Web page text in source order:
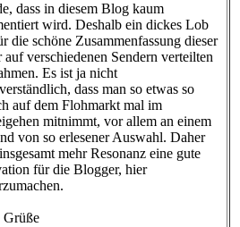
dass in diesem Blog kaum
wird. Deshalb ein dickes Lob
die schöne Zusammenfassung dieser
auf verschiedenen Sendern verteilten
Es ist ja nicht
dass man so etwas so
auf dem Flohmarkt mal im
mitnimmt, vor allem an einem
von so erlesener Auswahl. Daher
mehr Resonanz eine gute
für die Blogger, hier
Grüße